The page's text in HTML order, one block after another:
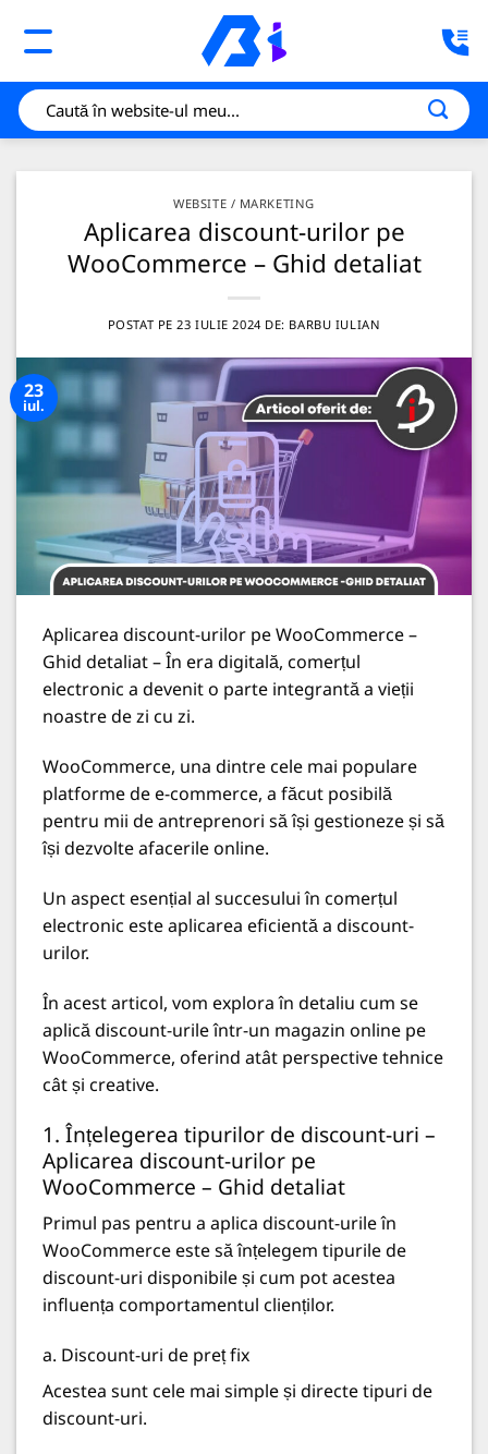
WEBSITE / MARKETING
Aplicarea discount-urilor pe
WooCommerce – Ghid detaliat
POSTAT PE23 IULIE 2024 DE: BARBU IULIAN
23
iul.
Aplicarea discount-urilor pe WooCommerce –
Ghid detaliat– În era digitală, comerțul
electronic a devenit o parte integrantă a vieții
noastre de zi cu zi.
WooCommerce, una dintre cele mai populare
platforme de e-commerce, a făcut posibilă
pentru mii de antreprenori să își gestioneze și să
își dezvolte afacerile online.
Un aspect esențial al succesului în comerțul
electronic este aplicarea eficientă a discount-
urilor.
În acest articol, vom explora în detaliu cum se
aplică discount-urile într-un magazin online pe
WooCommerce, oferind atât perspective tehnice
cât și creative.
1. Înțelegerea tipurilor de discount-uri –
Aplicarea discount-urilor pe
WooCommerce – Ghid detaliat
Primul pas pentru a aplica discount-urile în
WooCommerce este să înțelegem tipurile de
discount-uri disponibile și cum pot acestea
influența comportamentul clienților.
a. Discount-uri de preț fix
Acestea sunt cele mai simple și directe tipuri de
discount-uri.